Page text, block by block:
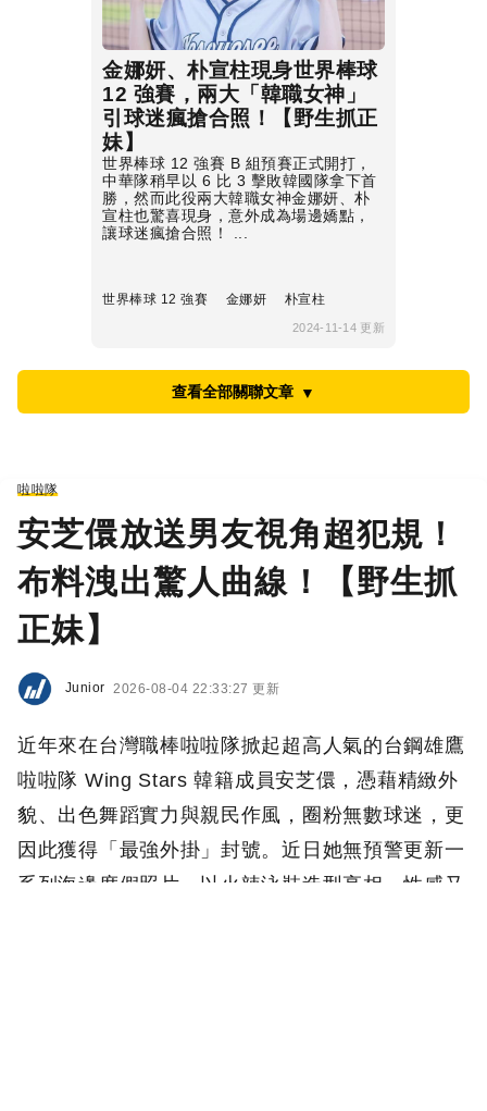
金娜妍、朴宣柱現身世界棒球
12 強賽，兩大「韓職女神」
引球迷瘋搶合照！【野生抓正
妹】
世界棒球 12 強賽 B 組預賽正式開打，
中華隊稍早以 6 比 3 擊敗韓國隊拿下首
勝，然而此役兩大韓職女神金娜妍、朴
宣柱也驚喜現身，意外成為場邊嬌點，
讓球迷瘋搶合照！ ...
世界棒球 12 強賽 金娜妍 朴宣柱
2024-11-14 更新
查看全部關聯文章 ▼
啦啦隊
安芝儇放送男友視角超犯規！
布料洩出驚人曲線！【野生抓
正妹】
Junior 2026-08-04 22:33:27 更新
近年來在台灣職棒啦啦隊掀起超高人氣的台鋼雄鷹
啦啦隊 Wing Stars 韓籍成員安芝儇，憑藉精緻外
貌、出色舞蹈實力與親民作風，圈粉無數球迷，更
因此獲得「最強外掛」封號。近日她無預警更新一
系列海邊度假照片，以火辣泳裝造型亮相，性感又